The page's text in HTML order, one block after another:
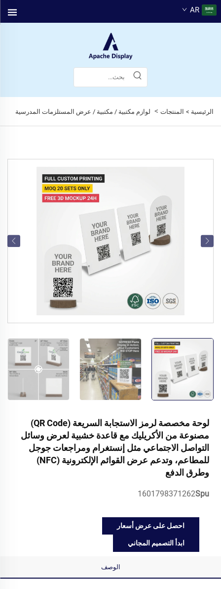
AR
الرئيسية > المنتجات > لوازم مكتبية / مكتبية / عرض المستلزمات المدرسية
لوحة مخصصة لرمز الاستجابة السريعة (QR Code)
مصنوعة من الأكريليك مع قاعدة خشبية لعرض وسائل
التواصل الاجتماعي مثل إنستغرام ومراجعات جوجل
للمطاعم، وتدعم عرض القوائم الإلكترونية (NFC)
وطرق الدفع
Spu
1601798371262
احصل على عرض أسعار
ابدأ التصميم المجاني
الوصف